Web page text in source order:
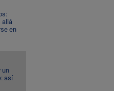
allá
en
un
así